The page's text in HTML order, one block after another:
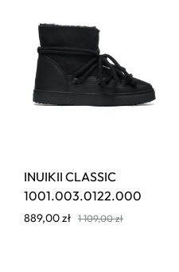
INUIKII CLASSIC
1001.003.0122.000
889,00zł 1 109,00zł